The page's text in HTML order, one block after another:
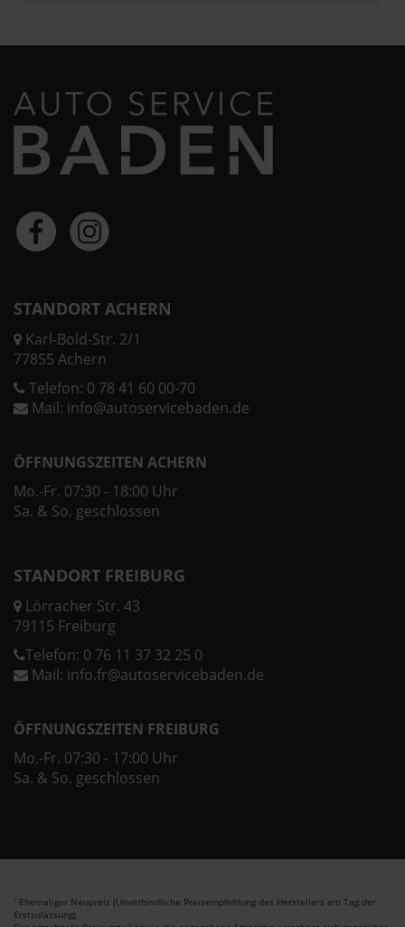
STANDORT ACHERN
Karl-Bold-Str. 2/1
77855 Achern
Telefon: 0 78 41 60 00-70
Mail: info@autoservicebaden.de
ÖFFNUNGSZEITEN ACHERN
Mo.-Fr. 07:30 - 18:00 Uhr
Sa. & So. geschlossen
STANDORT FREIBURG
Lörracher Str. 43
79115 Freiburg
Telefon: 0 76 11 37 32 25 0
Mail: info.fr@autoservicebaden.de
ÖFFNUNGSZEITEN FREIBURG
Mo.-Fr. 07:30 - 17:00 Uhr
Sa. & So. geschlossen
1 Ehemaliger Neupreis (Unverbindliche Preisempfehlung des Herstellers am Tag der
Erstzulassung).